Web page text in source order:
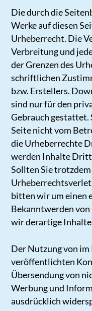
Die durch die
Werke auf diesen
Urheberrecht. Die
Verbreitung und
der Grenzen des
schriftlichen
bzw. Erstellers.
sind nur für den
Gebrauch
Seite nicht vom
die Urheberrechte
werden Inhalte
Sollten Sie
bitten wir um einen
Bekanntwerden
wir derartige
Der Nutzung von
veröffentlichten
Übersendung von
Werbung und
ausdrücklich